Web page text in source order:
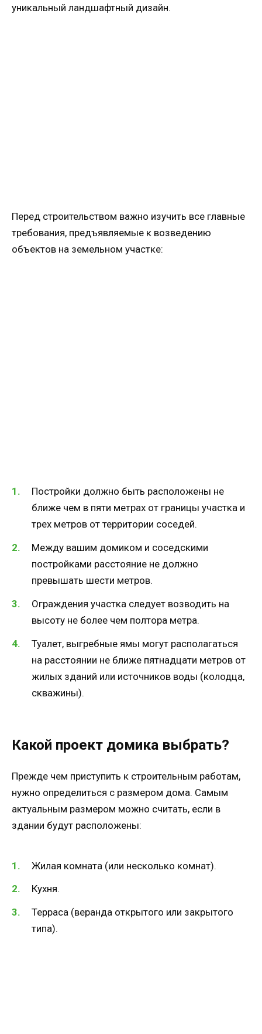
уникальный ландшафтный дизайн.
Перед строительством важно изучить все главные
требования, предъявляемые к возведению
объектов на земельном участке:
Постройки должно быть расположены не
ближе чем в пяти метрах от границы участка и
трех метров от территории соседей.
Между вашим домиком и соседскими
постройками расстояние не должно
превышать шести метров.
Ограждения участка следует возводить на
высоту не более чем полтора метра.
Туалет, выгребные ямы могут располагаться
на расстоянии не ближе пятнадцати метров от
жилых зданий или источников воды (колодца,
скважины).
Какой проект домика выбрать?
Прежде чем приступить к строительным работам,
нужно определиться с размером дома. Самым
актуальным размером можно считать, если в
здании будут расположены:
Жилая комната (или несколько комнат).
Кухня.
Терраса (веранда открытого или закрытого
типа).